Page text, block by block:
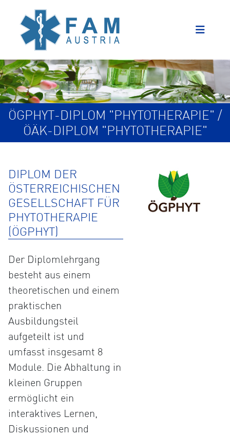
ÖGPHYT-DIPLOM "PHYTOTHERAPIE" /
ÖÄK-DIPLOM "PHYTOTHERAPIE"
DIPLOM DER
ÖSTERREICHISCHEN
GESELLSCHAFT FÜR
PHYTOTHERAPIE
(ÖGPHYT)
Der Diplomlehrgang
besteht aus einem
theoretischen und einem
praktischen
Ausbildungsteil
aufgeteilt ist und
umfasst insgesamt 8
Module. Die Abhaltung in
kleinen Gruppen
ermöglicht ein
interaktives Lernen,
Diskussionen und